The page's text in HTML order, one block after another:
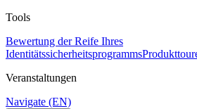
Tools
Bewertung der Reife Ihres
Identitätssicherheitsprogramms
Veranstaltungen
Navigate (EN)